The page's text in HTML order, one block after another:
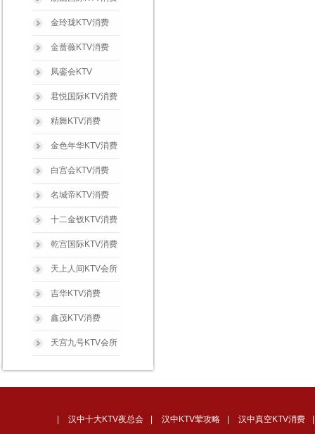
金玲珑KTV消费
金蔷薇KTV消费
凤銮会KTV
君悦国际KTV消费
精舞KTV消费
金色年华KTV消费
白宫会KTV消费
名城帝KTV消费
十二金钗KTV消费
乾宫国际KTV消费
天上人间KTV会所
吉华KTV消费
鑫茂KTV消费
天宫九号KTV会所
汉中十大KTV夜总会 汉中KTV荤攻略 汉中真空KTV消费